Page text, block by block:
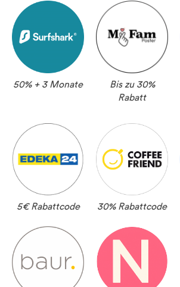
50% + 3 Monate
Bis zu 30%
Rabatt
5€ Rabattcode 30% Rabattcode